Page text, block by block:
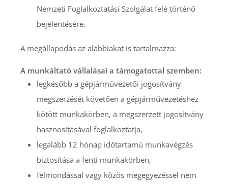
Nemzeti Foglalkoztatási Szolgálat felé történő
bejelentésére.
A megállapodás az alábbiakat is tartalmazza:
A munkáltató vállalásai a támogatottal szemben:
legkésőbb a gépjárművezetői jogosítvány
megszerzését követően a gépjárművezetéshez
kötött munkakörben, a megszerzett jogosítvány
hasznosításával foglalkoztatja,
legalább 12 hónap időtartamú munkavégzés
biztosítása a fenti munkakörben,
felmondással vagy közös megegyezéssel nem